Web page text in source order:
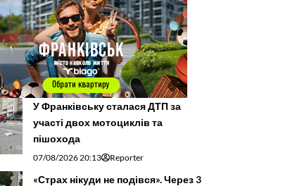
У Франківську сталася ДТП за
участі двох мотоциклів та
пішохода
07/08/2026 20:13 Reporter
«Страх нікуди не подівся». Через 3